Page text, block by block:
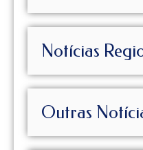
Notícias
Outras